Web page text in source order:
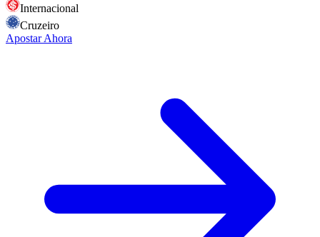
Internacional
Cruzeiro
Apostar Ahora